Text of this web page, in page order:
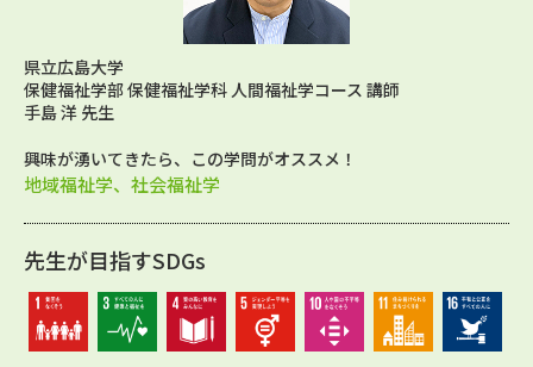
県立広島大学
保健福祉学部 保健福祉学科 人間福祉学コース 講師
手島 洋 先生
興味が湧いてきたら、この学問がオススメ！
地域福祉学、社会福祉学
先生が目指すSDGs